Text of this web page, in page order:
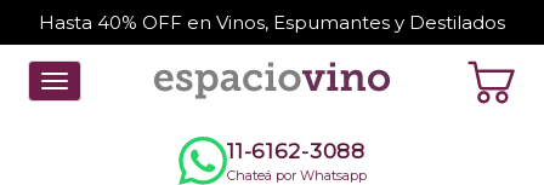
Hasta 40% OFF en Vinos, Espumantes y Destilados
Toggle
navigation
11-6162-3088
Chateá por Whatsapp